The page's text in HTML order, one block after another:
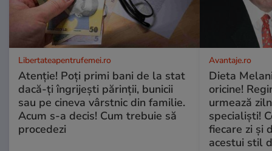
Libertateapentrufemei.ro
Atenție! Poți primi bani de la stat
dacă-ți îngrijești părinții, bunicii
sau pe cineva vârstnic din familie.
Acum s-a decis! Cum trebuie să
procedezi
Avantaje.ro
Dieta
oricine!
urmează
specialiști!
fiecare zi și
acestui stil